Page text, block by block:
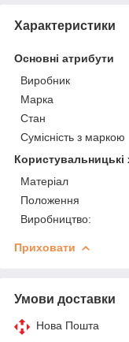
Характеристики
Основні атрибути
Виробник
Марка
Стан
Сумісність з маркою
Користувальницькі
Матеріал
Положення
Виробництво:
Приховати
Умови доставки
Нова Пошта